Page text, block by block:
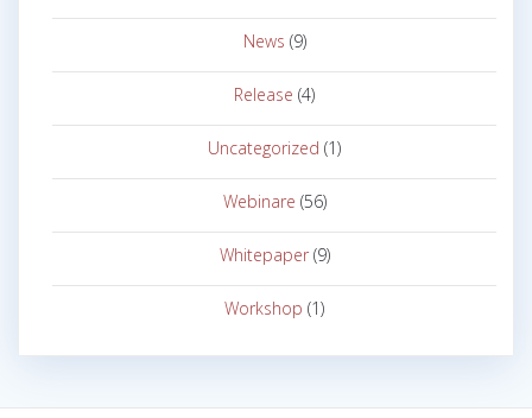
News (9)
Release (4)
Uncategorized (1)
Webinare (56)
Whitepaper(9)
Workshop (1)